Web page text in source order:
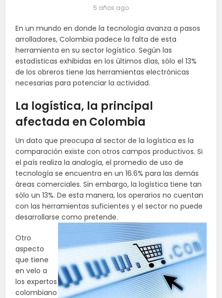
5 años ago
En un mundo en donde la tecnología avanza a pasos
arrolladores, Colombia padece la falta de esta
herramienta en su sector logístico. Según las
estadísticas exhibidas en los últimos días, sólo el 13%
de los obreros tiene las herramientas electrónicas
necesarias para potenciar la actividad.
La logística, la principal
afectada en Colombia
Un dato que preocupa al sector de la logística es la
comparación existe con otros campos productivos. Si
el país realiza la analogía, el promedio de uso de
tecnología se encuentra en un 16.6% para las demás
áreas comerciales. Sin embargo, la logística tiene tan
sólo un 13%. De esta manera, los operarios no cuentan
con las herramientas suficientes y el sector no puede
desarrollarse como pretende.
Otro
aspecto
que tiene
en velo a
los expertos
colombiano